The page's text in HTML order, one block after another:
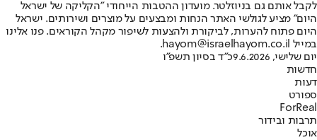
לקבל אותם גם בניוזלטר. מועדון ההטבות הייחודי "הקליקה של ישראל
היום" מציע לגולשי האתר הנחות ומבצעים על מוצרים ושירותים. ישראל
היום פתוח להערות, לביקורת ולהצעות לשיפור מקהל הקוראים. פנו אלינו
במייל hayom@israelhayom.co.il.
יום שלישי, 9.6.2026
כ"ד בסיון תשפ"ו
חדשות
דעות
ספורט
ForReal
תרבות ובידור
אוכל